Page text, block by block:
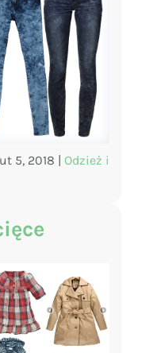
5, 2018 | Odzież i